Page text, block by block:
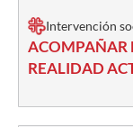
Intervención
ACOMPAÑAR
REALIDAD